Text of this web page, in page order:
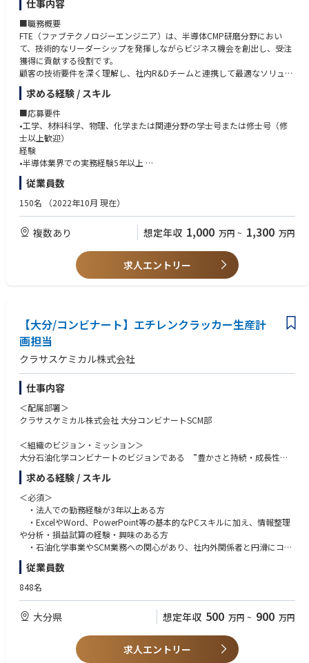
プライヤや顧客対応など業務枠を広げた活躍が期待できる点も本ポジショ
ンの魅力です。
＜将来的に任せたいこと＞
プラントの担当責任者として、海外現法とともに顧客要求に沿った製品の
移管・立ち上げをお任せします。
＜やりがい＞
多くの関係者と協働し、海外現法からの製品移管・立ち上げを通じて、要
素検討では味わえないダイナミックな達成感を得られます。また海外現法
とのやり取りもあるため、よりグローバルな視点でモノづくりを味わえま
す。
【当社について】
1983年創立。半導体加工用の化学材料を製造・販売しています。競合優位
術力・品質/技術力の高さです。業界全体の成長と共に当社も業績を伸ばし
ており、今後も需要が見込まれています。
仕事内容
■職務概要
FTE（ファブテクノロジーエンジニア）は、半導体CMP研磨分野におい
て、技術的なリーダーシップを発揮しながらビジネス機会を創出し、受注
獲得に貢献する役割です。
顧客の技術要件を深く理解し、社内R&Dチームと連携して最適なソリュー
ションを提供するとともに、強固な顧客関係を構築し、製品評価および認
定の推進を担います。
■職務内容
ビジネス開拓
•CMP研磨市場における新規ビジネス機会の発掘・推進
•TEM（テクニカルエンゲージメントミーティング）等を通じた日本市場で
顧客対応
•顧客との信頼関係構築・維持
•顧客価値を明確に示す提案の実施
•R&D、プロセス開発、事業部門と連携し最適なソリューションを構築
•技術提案の作成およびプレゼンテーション
•顧客オンサイトでの評価・認定活動の推進
ビジネス成果
•顧客認定の獲得および売上貢献
■成果の評価基準
•信頼性：誠実かつ透明性のある対応で顧客との信頼関係を構築する
•チームワーク：営業、ビジネスチーム、プロセスディベロップメントチ
•主体性：責任感と積極性を持ち、高品質な成果を追求する
求める経験 / スキル
■応募要件
•工学、材料科学、物理、化学または関連分野の学士号または修士号（修
士以上歓迎）
経験
•半導体業界での実務経験5年以上
•CMPの専門知識（必須）
•日本の半導体業界での経験（必須）
•半導体製造プロセスに関する専門知識
•顧客との技術ディスカッション推進力
•優れたコミュニケーションおよびプレゼンテーション能力
•部門横断的な協働力
従業員数
150名 （2022年10月 現在）
複数あり 想定年収 1,000 万円 ~ 1,300 万円
求人エントリー
【大分/コンビナート】エチレンクラッカー生産計
画担当
クラサスケミカル株式会社
仕事内容
＜配属部署＞
クラサスケミカル株式会社 大分コンビナートSCM部
＜組織のビジョン・ミッション＞
大分石油化学コンビナートのビジョンである ”豊かさと持続・成長性が
調和するアジア最強コンビナート”の実現に向け、
SCM部では ”原料調達・製品供給・顧客サービス及び戦略企画により、
コンビナートの豊かさに貢献する”を
ミッションに取り組んでいます。
＜業務内容＞ ・・・オレフィングループでは、下記①～③の担当者が
連携しチームで取り組んでいます。
計画作成、および実績評価
②バランス管理 ：製品在庫、ユーザー使用・出荷バランスの調整および
管理
③入出荷業務 ：原料受入、製品出荷（パイプ、船）のオペレーション
上記①が担当業務です。石油化学の基幹プラントであるエチレンプラント
（クラッカー）の生産計画の作成および実績評価が中心となります。具体
求める経験 / スキル
＜必須＞
・法人での勤務経験が3年以上ある方
・ExcelやWord、PowerPoint等の基本的なPCスキルに加え、情報整理
や分析・損益試算の経験・興味のある方
・石油化学事業やSCM業務への関心があり、社内外関係者と円滑にコミ
ュニケーションがとれる方
＜歓迎＞
・石油化学事業および周辺事業でのSCM業務経験、特に生産計画作成業
務や生産計画ツールの使用経験がある方
・数理最適化の知識を有する方（生産計画ツールの中身にまで踏み込め
従業員数
848名
大分県 想定年収 500 万円 ~ 900 万円
求人エントリー